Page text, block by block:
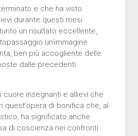
e che ha visto
durante questi mesi
un risultato eccellente,
un’immagine
ben più accogliente delle
dalle precedenti
cuore insegnanti e allievi che
quest’opera di bonifica che, al
ha significato anche
di coscienza nei confronti